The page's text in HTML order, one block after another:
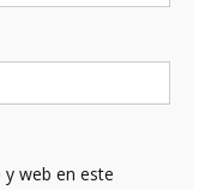
web en este